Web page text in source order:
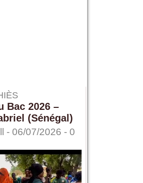
Bac 2026 –
(Sénégal)
- 06/07/2026 - 0